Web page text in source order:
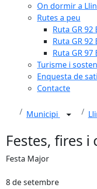
On dormir a
Rutes a peu
Ruta GR 92
Ruta GR 92
Ruta GR 97
Turisme i
Enquesta de
Contacte
Municipi
Festes, fires
Festa Major
8 de setembre